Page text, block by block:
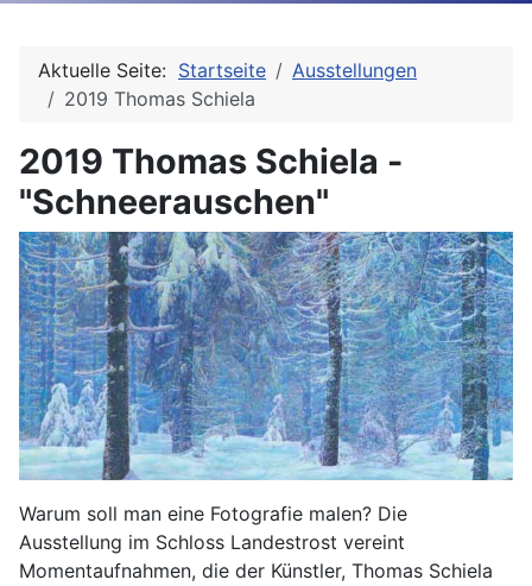
Aktuelle Seite: Startseite
Ausstellungen
2019 Thomas Schiela
2019 Thomas Schiela -
"Schneerauschen"
Warum soll man eine Fotografie malen? Die
Ausstellung im Schloss Landestrost vereint
Momentaufnahmen, die der Künstler, Thomas Schiela